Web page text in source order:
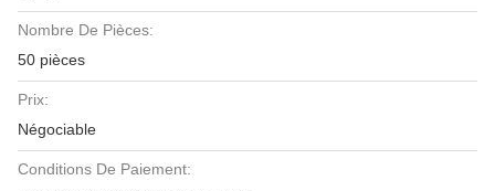
Nombre De Pièces:
50 pièces
Prix:
Négociable
Conditions De Paiement: